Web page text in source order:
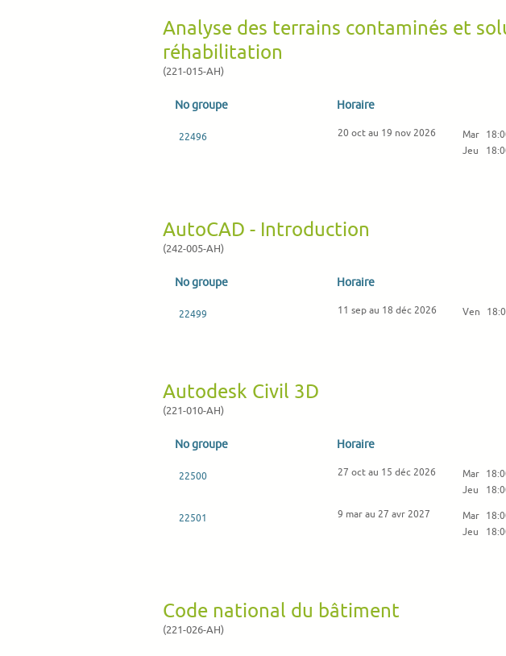
Analyse des terrains contaminés et
réhabilitation
(221-015-AH)
No groupe Horaire
22496 20 oct au 19 nov 2026 Mar
Jeu
AutoCAD - Introduction
(242-005-AH)
No groupe Horaire
22499 11 sep au 18 déc 2026 Ven
Autodesk Civil 3D
(221-010-AH)
No groupe Horaire
22500 27 oct au 15 déc 2026 Mar
Jeu
22501 9 mar au 27 avr 2027 Mar
Jeu
Code national du bâtiment
(221-026-AH)